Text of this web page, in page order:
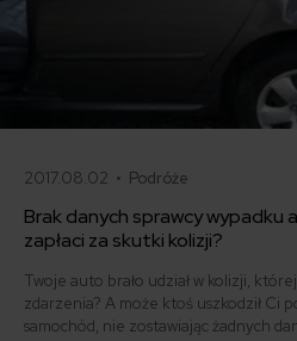
2017.08.02 • Podróże
Brak danych sprawcy wypadku
zapłaci za skutki kolizji?
Twoje auto brało udział w kolizji,
zdarzenia? A może ktoś uszkodził Ci
samochód, nie zostawiając żadnych